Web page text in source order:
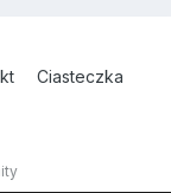
Ciasteczka